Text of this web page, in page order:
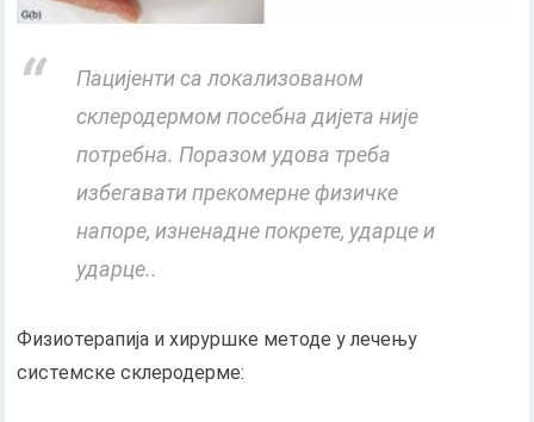
Пацијенти са локализованом
склеродермом посебна дијета није
потребна. Поразом удова треба
избегавати прекомерне физичке
напоре, изненадне покрете, ударце и
ударце..
Физиотерапија и хируршке методе у лечењу
системске склеродерме: